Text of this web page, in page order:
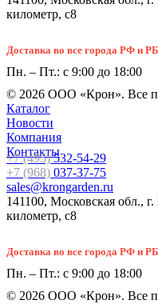
километр, с8
Доставка во все города РФ и РБ
Пн. – Пт.: с 9:00 до 18:00
© 2026 ООО «Крон». Все
Каталог
Новости
Компания
Контакты
+7 (495)532-54-29
+7 (968) 037-37-75
sales@krongarden.ru
141100, Московская обл.,
километр, с8
Доставка во все города РФ и РБ
Пн. – Пт.: с 9:00 до 18:00
© 2026 ООО «Крон». Все